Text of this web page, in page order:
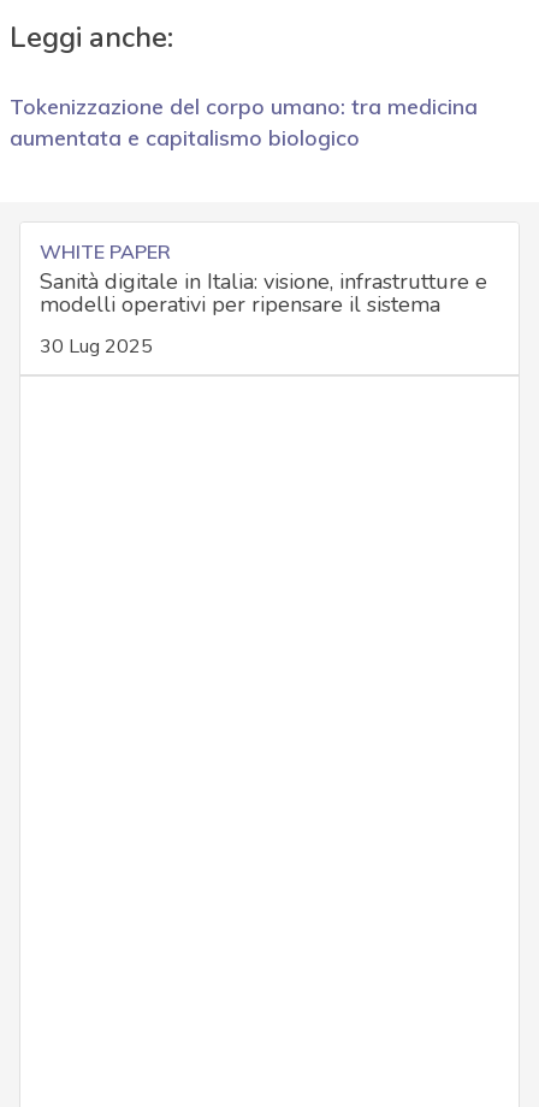
Leggi anche:
Tokenizzazione del corpo umano: tra medicina
aumentata e capitalismo biologico
WHITE PAPER
Sanità digitale in Italia: visione, infrastrutture e
modelli operativi per ripensare il sistema
30 Lug 2025